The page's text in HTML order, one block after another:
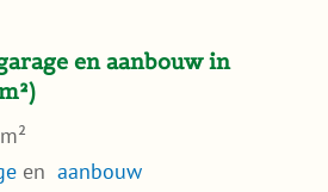
en aanbouw in
en aanbouw